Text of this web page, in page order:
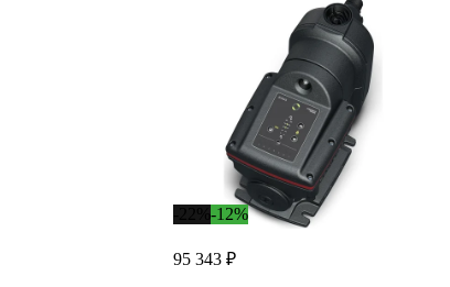
-12%
95 343 ₽